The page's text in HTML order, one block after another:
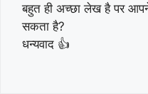
बहुत ही अच्छा लेख है पर आपने
सकता है?
धन्यवाद 👍